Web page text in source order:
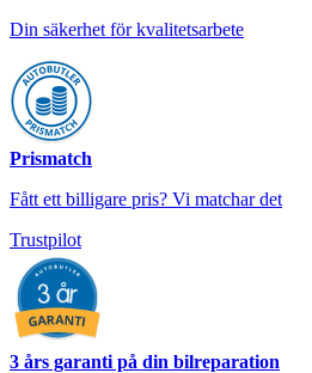
Din säkerhet för kvalitetsarbete
Prismatch
Fått ett billigare pris? Vi matchar det
Trustpilot
3 års garanti på din bilreparation